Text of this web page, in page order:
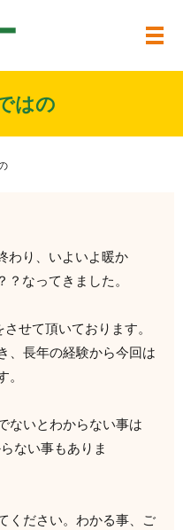
メ
はの
わり、いよいよ暖か
？なってきました。
せて頂いております。
、長年の経験から今回は
ないとわからない事は
ない事もありま
ください。わかる事、ご